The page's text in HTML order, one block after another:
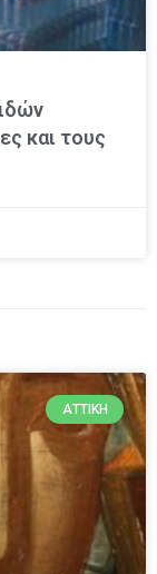
και τους
ΑΤΤΙΚΉ